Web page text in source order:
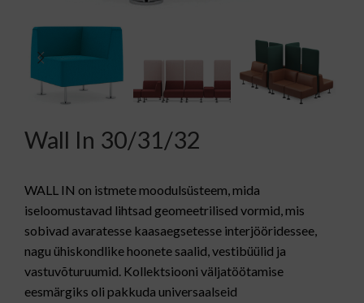
Wall In 30/31/32
WALL IN on istmete moodulsüsteem, mida
iseloomustavad lihtsad geomeetrilised vormid, mis
sobivad avaratesse kaasaegsetesse interjööridessee,
nagu ühiskondlike hoonete saalid, vestibüülid ja
vastuvõturuumid. Kollektsiooni väljatöötamise
eesmärgiks oli pakkuda universaalseid